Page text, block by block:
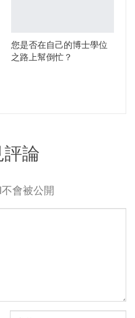
您是否在自己的博士學位
之路上幫倒忙？
評論
會被公開